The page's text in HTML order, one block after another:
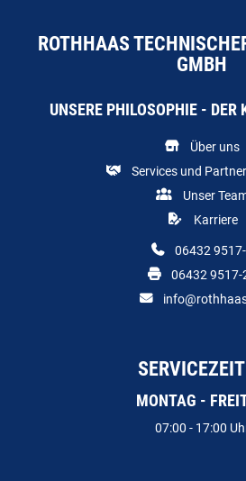
ROTHHAAS
GMBH
UNSERE PHILOSOPHIE - DER
Über uns
Services und
Unser
Karriere
06432
06432 9517-
MONTAG -
07:00 - 17:00